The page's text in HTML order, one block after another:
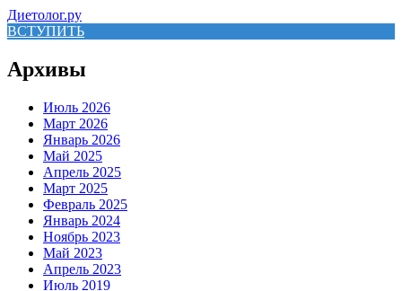
Диетолог.ру
ВСТУПИТЬ
Архивы
Июль 2026
Март 2026
Январь 2026
Май 2025
Апрель 2025
Март 2025
Февраль 2025
Январь 2024
Ноябрь 2023
Май 2023
Апрель 2023
Июль 2019